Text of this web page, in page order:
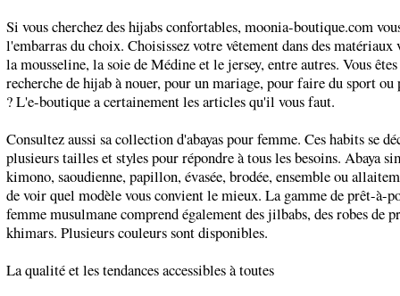
Si vous cherchez des hijabs confortables, moonia-boutique.com
l'embarras du choix. Choisissez votre vêtement dans des matériaux
la mousseline, la soie de Médine et le jersey, entre autres. Vous
recherche de hijab à nouer, pour un mariage, pour faire du sport
? L'e-boutique a certainement les articles qu'il vous faut.
Consultez aussi sa collection d'abayas pour femme. Ces habits se
plusieurs tailles et styles pour répondre à tous les besoins. Abaya
kimono, saoudienne, papillon, évasée, brodée, ensemble ou
de voir quel modèle vous convient le mieux. La gamme de prêt-à-
femme musulmane comprend également des jilbabs, des robes de
khimars. Plusieurs couleurs sont disponibles.
La qualité et les tendances accessibles à toutes